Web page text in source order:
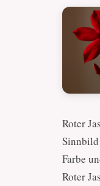
Roter
Farbe
Roter